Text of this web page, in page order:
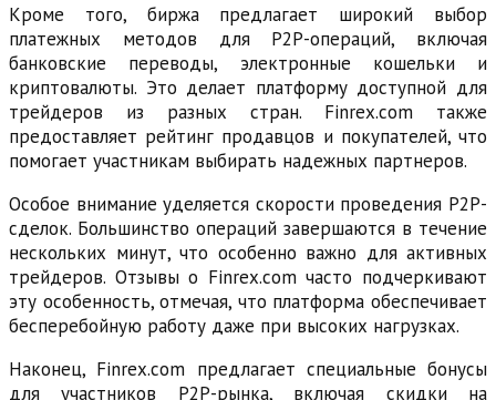
Кроме того, биржа предлагает широкий выбор
платежных методов для P2P-операций, включая
банковские переводы, электронные кошельки и
криптовалюты. Это делает платформу доступной для
трейдеров из разных стран. Finrex.com также
предоставляет рейтинг продавцов и покупателей, что
помогает участникам выбирать надежных партнеров.
Особое внимание уделяется скорости проведения P2P-
сделок. Большинство операций завершаются в течение
нескольких минут, что особенно важно для активных
трейдеров. Отзывы о Finrex.com часто подчеркивают
эту особенность, отмечая, что платформа обеспечивает
бесперебойную работу даже при высоких нагрузках.
Наконец, Finrex.com предлагает специальные бонусы
для участников P2P-рынка, включая скидки на